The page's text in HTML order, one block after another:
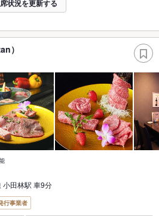
状況を更新する
）
小田林駅 車9分
行事業者